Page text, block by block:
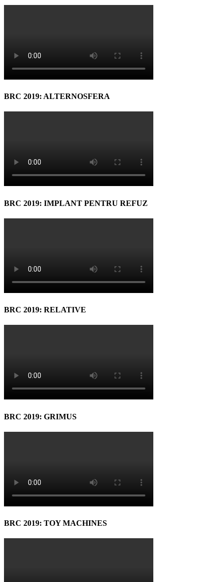
BRC 2019: ALTERNOSFERA
BRC 2019: IMPLANT PENTRU REFUZ
BRC 2019: RELATIVE
BRC 2019: GRIMUS
BRC 2019: TOY MACHINES